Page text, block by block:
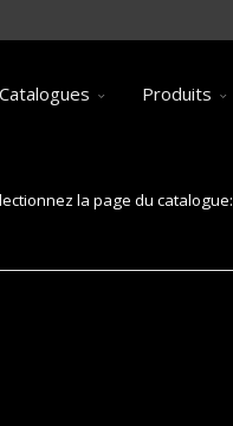
Catalogues Produits
la page du catalogue: